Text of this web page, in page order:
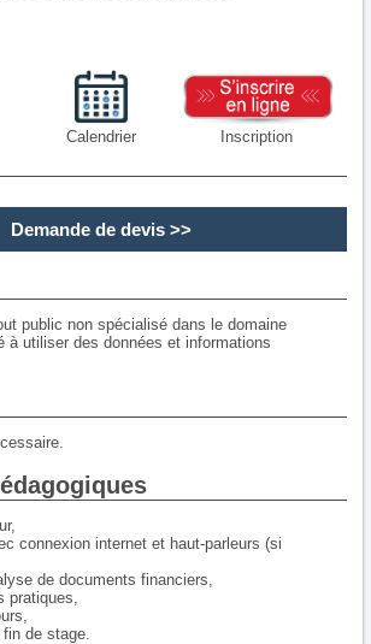
Calendrier Inscription
Demande de devis >>
public non spécialisé dans le domaine
à utiliser des données et informations
connexion internet et haut-parleurs (si
de documents financiers,
pratiques,
de stage.